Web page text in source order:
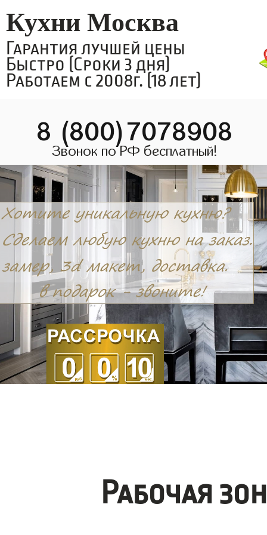
Кухни Москва
Гарантия лучшей цены
Быстро (Сроки 3 дня)
Работаем с 2008г. (18 лет)
8 (800)7078908
Звонок по РФ бесплатный!
Рабочая